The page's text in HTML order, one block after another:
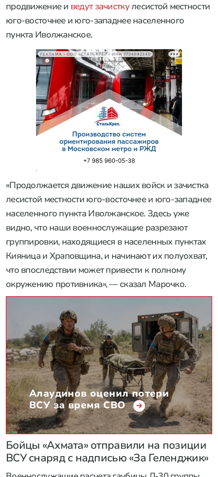
продвижение и ведут зачисткулесистой местности
юго-восточнее и юго-западнее населенного
пункта Иволжанское.
РЕКЛАМА • ООО «СТАЛЬКРЕП» ИНН 7724892340
«Продолжается движение наших войск и зачистка
лесистой местности юго-восточнее и юго-западнее
населенного пункта Иволжанское. Здесь уже
видно, что наши военнослужащие разрезают
группировки, находящиеся в населенных пунктах
Кияница и Храповщина, и начинают их полуохват,
что впоследствии может привести к полному
окружению противника», — сказал Марочко.
Алаудинов оценил потери
ВСУ за время СВО
Бойцы «Ахмата» отправили на позиции
ВСУ снаряд с надписью «За Геленджик»